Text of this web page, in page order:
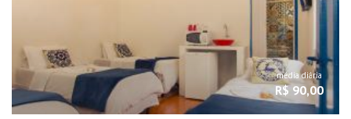
média diária
R$ 90,00